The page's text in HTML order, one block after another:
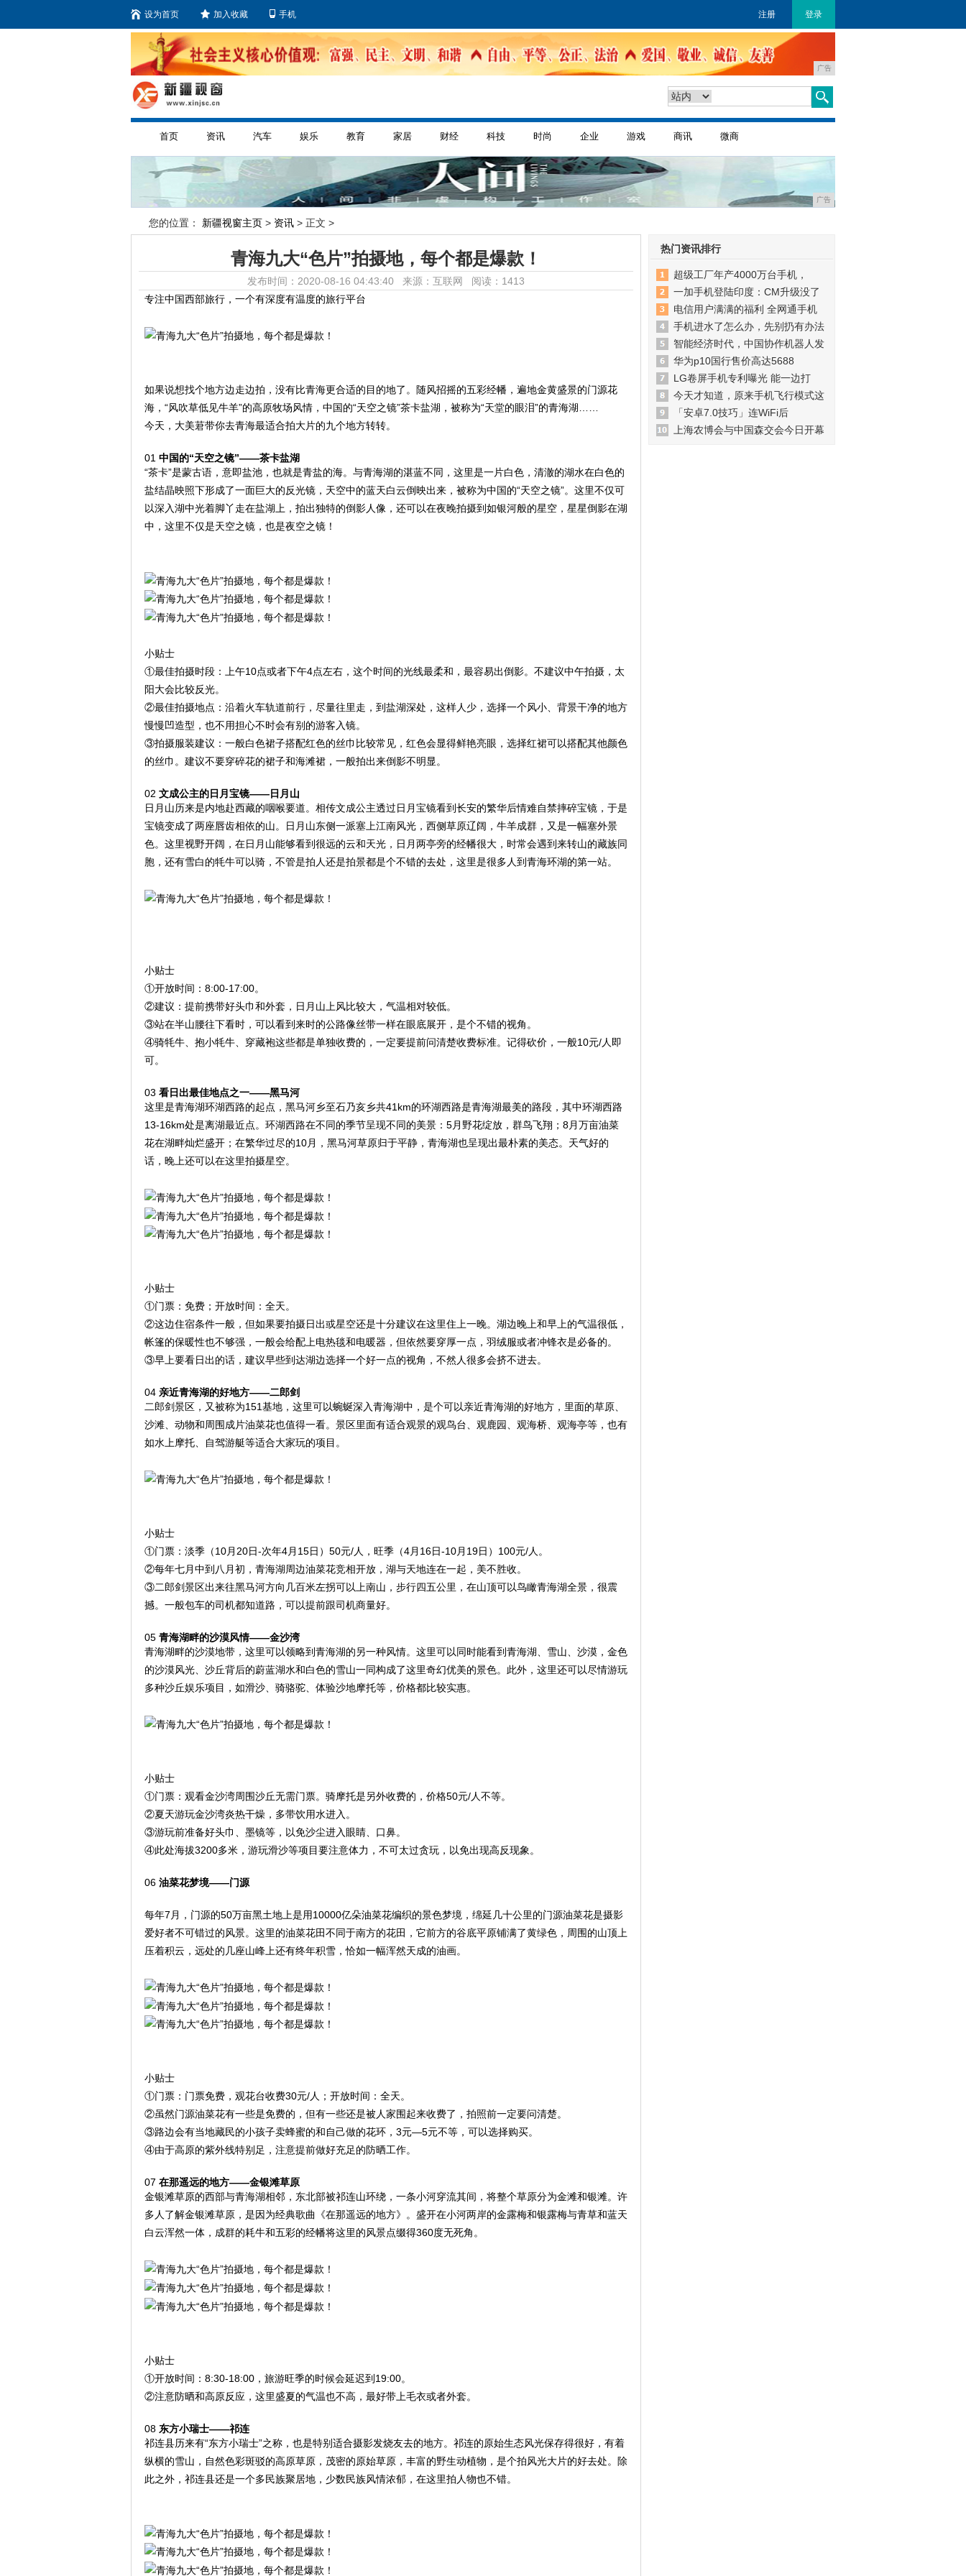
设为首页 加入收藏 手机 注册 登录
广告
首页 资讯 汽车 娱乐 教育 家居 财经 科技 时尚 企业 游戏 商讯 微商
广告
您的位置： 新疆视窗主页 > 资讯 > 正文 >
青海九大“色片”拍摄地，每个都是爆款！
发布时间：2020-08-16 04:43:40 来源：互联网 阅读：1413
专注中国西部旅行，一个有深度有温度的旅行平台
如果说想找个地方边走边拍，没有比青海更合适的目的地了。随风招摇的五彩经幡，遍地金黄盛景的门源花
海，“风吹草低见牛羊”的高原牧场风情，中国的“天空之镜”茶卡盐湖，被称为“天堂的眼泪”的青海湖……
今天，大美莙带你去青海最适合拍大片的九个地方转转。
01 中国的“天空之镜”——茶卡盐湖
“茶卡”是蒙古语，意即盐池，也就是青盐的海。与青海湖的湛蓝不同，这里是一片白色，清澈的湖水在白色的
盐结晶映照下形成了一面巨大的反光镜，天空中的蓝天白云倒映出来，被称为中国的“天空之镜”。这里不仅可
以深入湖中光着脚丫走在盐湖上，拍出独特的倒影人像，还可以在夜晚拍摄到如银河般的星空，星星倒影在湖
中，这里不仅是天空之镜，也是夜空之镜！
小贴士
①最佳拍摄时段：上午10点或者下午4点左右，这个时间的光线最柔和，最容易出倒影。不建议中午拍摄，太
阳大会比较反光。
②最佳拍摄地点：沿着火车轨道前行，尽量往里走，到盐湖深处，这样人少，选择一个风小、背景干净的地方
慢慢凹造型，也不用担心不时会有别的游客 入镜。
③拍摄服装建议：一般白色裙子搭配红色的丝巾比较常见，红色会显得鲜艳亮眼，选择红裙可以搭配其他颜色
的丝巾。建议不要穿碎花的裙子和海滩裙，一般拍出来倒影不明显。
02 文成公主的日月宝镜——日月山
日月山历来是内地赴西藏的咽喉要道。相传文成公主透过日月宝镜看到长安的繁华后情难自禁摔碎宝镜，于是
宝镜变成了两座唇齿相依的山。日月山东侧一派塞上江南风光，西侧草原辽阔，牛羊成群，又是一幅塞外景
色。这里视野开阔，在日月山能够看到很远的云和天光，日月两亭旁的经幡很大，时常会遇到来转山的藏族同
胞，还有雪白的牦牛可以骑，不管是拍人还是拍景都是个不错的去处，这里是很多人到青海环湖的第一站。
小贴士
①开放时间：8:00-17:00。
②建议：提前携带好头巾和外套，日月山上风比较大，气温相对较低。
③站在半山腰往下看时，可以看到来时的公路像丝带一样在眼底展开，是个不错的视角。
④骑牦牛、抱小牦牛、穿藏袍这些都是单独收费的，一定要提前问清楚收费标准。记得砍价，一般10元/人即
可。
03 看日出最佳地点之一——黑马河
这里是青海湖环湖西路的起点，黑马河乡至石乃亥乡共41km的环湖西路是青海湖最美的路段，其中环湖西路
13-16km处是离湖最近点。环湖西路在不同的季节呈现不同的美景：5月野花绽放，群鸟飞翔；8月万亩油菜
花在湖畔灿烂盛开；在繁华过尽的10月，黑马河草原归于平静，青海湖也呈现出最朴素的美态。天气好的
话，晚上还可以在这里拍摄星空。
小贴士
①门票：免费；开放时间：全天。
②这边住宿条件一般，但如果要拍摄日出或星空还是十分建议在这里住上一晚。湖边晚上和早上的气温很低，
帐篷的保暖性也不够强，一般会给配上电热毯和电暖器，但依然要穿厚一点，羽绒服或者冲锋衣是必备的。
③早上要看日出的话，建议早些到达湖边选择一个好一点的视角，不然人很多会挤不进去。
04 亲近青海湖的好地方——二郎剑
二郎剑景区，又被称为151基地，这里可以蜿蜒深入青海湖中，是个可以亲近青海湖的好地方，里面的草原、
沙滩、动物和周围成片油菜花也值得一看。景区里面有适合观景的观鸟台、观鹿园、观海桥、观海亭等，也有
如水上摩托、自驾游艇等适合大家玩的项目。
小贴士
①门票：淡季（10月20日-次年4月15日）50元/人，旺季（4月16日-10月19日）100元/人。
②每年七月中到八月初，青海湖周边油菜花竞相开放，湖与天地连在一起，美不胜收。
③二郎剑景区出来往黑马河方向几百米左拐可以上南山，步行四五公里，在山顶可以鸟瞰青海湖全景，很震
撼。一般包车的司机都知道路，可以提前跟司机商量好。
05 青海湖畔的沙漠风情——金沙湾
青海湖畔的沙漠地带，这里可以领略到青海湖的另一种风情。这里可以同时能看到青海湖、雪山、沙漠，金色
的沙漠风光、沙丘背后的蔚蓝湖水和白色的雪山一同构成了这里奇幻优美的景色。此外，这里还可以尽情游玩
多种沙丘娱乐项目，如滑沙、骑骆驼、体验沙地摩托等，价格都比较实惠。
小贴士
①门票：观看金沙湾周围沙丘无需门票。骑摩托是另外收费的，价格50元/人不等。
②夏天游玩金沙湾炎热干燥，多带饮用水进入。
③游玩前准备好头巾、墨镜等，以免沙尘进入眼睛、口鼻。
④此处海拔3200多米，游玩滑沙等项目要注意体力，不可太过贪玩，以免出现高反现象。
06 油菜花梦境——门源
每年7月，门源的50万亩黑土地上是用10000亿朵油菜花编织的景色梦境，绵延几十公里的门源油菜花是摄影
爱好者不可错过的风景。这里的油菜花田不同于南方的花田，它前方的谷底平原铺满了黄绿色，周围的山顶上
压着积云，远处的几座山峰上还有终年积雪，恰如一幅浑然天成的油画。
小贴士
①门票：门票免费，观花台收费30元/人；开放时间：全天。
②虽然门源油菜花有一些是免费的，但有一些还是被人家围起来收费了，拍照前一定要问清楚。
③路边会有当地藏民的小孩子卖蜂蜜的和自己做的花环，3元—5元不等，可以选择购买。
④由于高原的紫外线特别足，注意提前做好充足的防晒工作。
07 在那遥远的地方——金银滩草原
金银滩草原的西部与青海湖相邻，东北部被祁连山环绕，一条小河穿流其间，将整个草原分为金滩和银滩。许
多人了解金银滩草原，是因为经典歌曲《在那遥远的地方》。盛开在小河两岸的金露梅和银露梅与青草和蓝天
白云浑然一体，成群的耗牛和五彩的经幡将这里的风景点缀得360度无死角。
小贴士
①开放时间：8:30-18:00，旅游旺季的时候会延迟到19:00。
②注意防晒和高原反应，这里盛夏的气温也不高，最好带上毛衣或者外套。
08 东方小瑞士——祁连
祁连县历来有“东方小瑞士”之称，也是特别适合摄影发烧友去的地方。祁连的原始生态风光保存得很好，有着
纵横的雪山，自然色彩斑驳的高原草原，茂密的原始草原，丰富的野生动植物，是个拍风光大片的好去处。除
此之外，祁连县还是一个多民族聚居地，少数民族风情浓郁，在这里拍人物也不错。
热门资讯排行
超级工厂年产4000万台手机，
一加手机登陆印度：CM升级没了
电信用户满满的福利 全网通手机
手机进水了怎么办，先别扔有办法
智能经济时代，中国协作机器人发
华为p10国行售价高达5688
LG卷屏手机专利曝光 能一边打
今天才知道，原来手机飞行模式这
「安卓7.0技巧」连WiFi后
上海农博会与中国森交会今日开幕